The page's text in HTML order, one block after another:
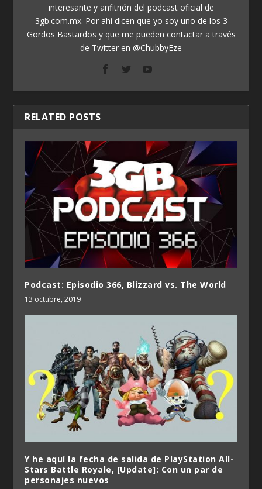
interesante y anfitrión del podcast oficial de
3gb.com.mx. Por ahí dicen que yo soy uno de los 3
Gordos Bastardos y que me pueden contactar a través
de Twitter en @ChubbyEze
RELATED POSTS
Podcast: Episodio 366, Blizzard vs. The World
13 octubre, 2019
Y he aquí la fecha de salida de PlayStation All-
Stars Battle Royale, [Update]: Con un par de
personajes nuevos